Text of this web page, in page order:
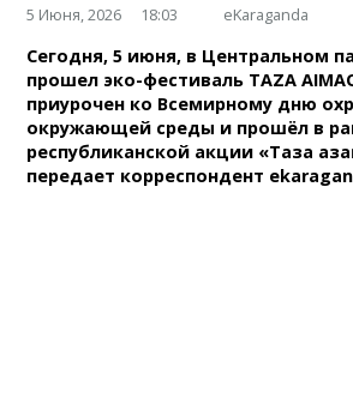
5 Июня, 2026 18:03 eKaraganda
Сегодня, 5 июня, в Центральном
прошел эко-фестиваль TAZA
приурочен ко Всемирному дню
окружающей среды и прошёл в
республиканской акции «Таза
передает корреспондент